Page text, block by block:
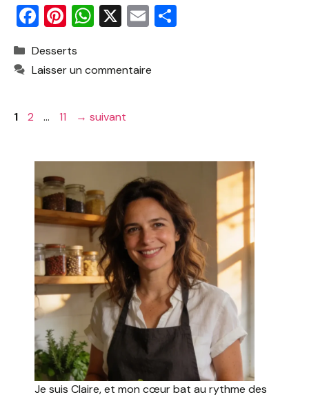
F
c
e
o
k
Pi
er
e
W
s
p
X E
l
Catégories
Desserts
Laisser un commentaire
Page
1 Page
2 … Page
11 → suivant
Je suis Claire, et mon cœur bat au rythme des